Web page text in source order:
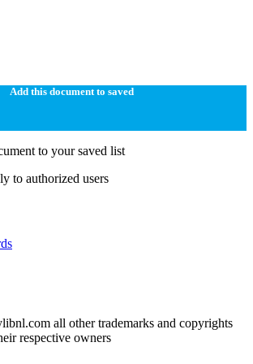
Add this document to saved
to your saved list
to authorized users
all other trademarks and copyrights
respective owners